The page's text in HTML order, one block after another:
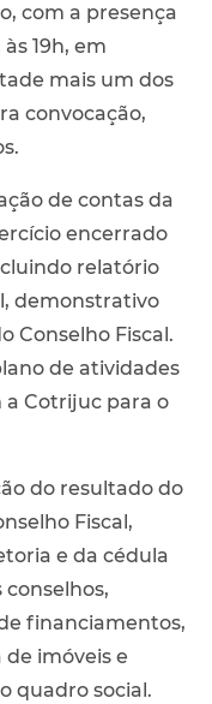
com a presença
19h, em
mais um dos
convocação,
de contas da
encerrado
relatório
demonstrativo
Conselho Fiscal.
de atividades
a Cotrijuc para o
do resultado do
Fiscal,
e da cédula
financiamentos,
imóveis e
quadro social.